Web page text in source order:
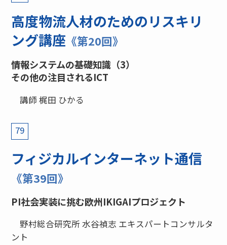
高度物流人材のためのリスキリ
ング講座 《第20回》
情報システムの基礎知識（3）
その他の注目されるICT
講師 梶田 ひかる
79
フィジカルインターネット通信
《第39回》
PI社会実装に挑む欧州IKIGAIプロジェクト
野村総合研究所 水谷禎志 エキスパートコンサルタ
ント